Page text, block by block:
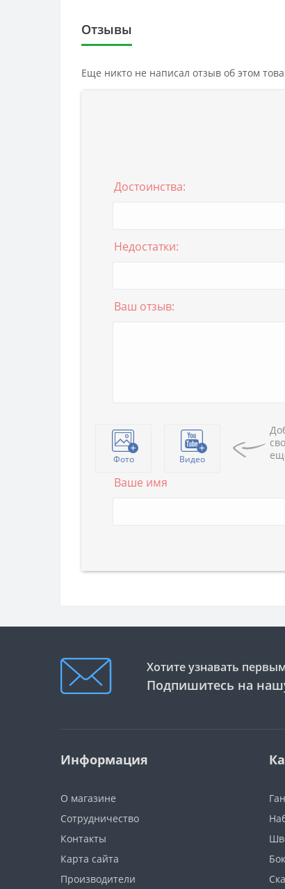
Отзывы
Еще никто не написал отзыв об этом
Достоинства:
Недостатки:
Ваш отзыв:
Фото Видео
Ваше имя
Хотите узнавать
Подпишитесь на
Информация
О магазине
Сотрудничество
Контакты
Карта сайта
Производители